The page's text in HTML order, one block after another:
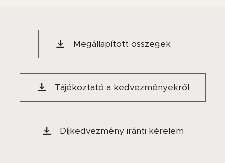
Megállapított összegek
Tájékoztató a kedvezményekről
Díjkedvezmény iránti kérelem